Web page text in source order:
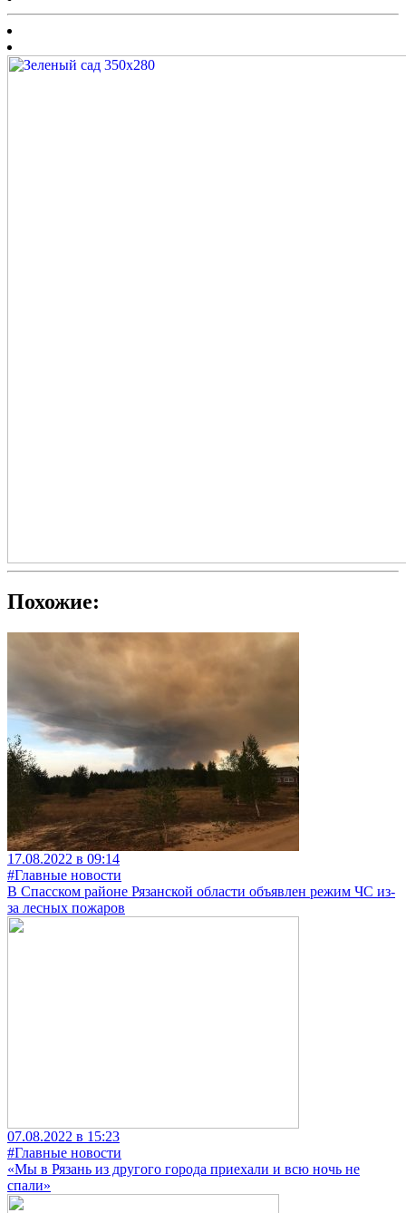
Похожие:
17.08.2022 в 09:14
#Главные новости
В Спасском районе Рязанской области объявлен режим ЧС из-
за лесных пожаров
07.08.2022 в 15:23
#Главные новости
«Мы в Рязань из другого города приехали и всю ночь не
спали»